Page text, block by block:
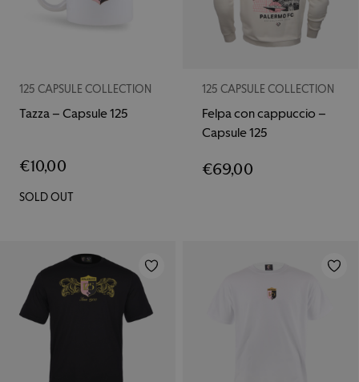
125 CAPSULE COLLECTION
Tazza – Capsule 125
€10,00
SOLD OUT
125 CAPSULE COLLECTION
Felpa con cappuccio –
Capsule 125
€69,00